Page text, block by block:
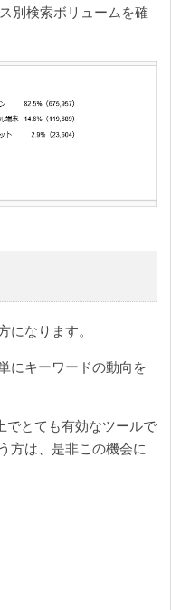
別検索ボリュームを確
になります。
にキーワードの動向を
でとても有効なツールで
方は、是非この機会に